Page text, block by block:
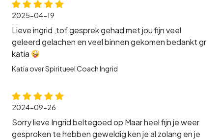
2025-04-19
Lieve ingrid ,tof gesprek gehad met jou fijn veel
geleerd gelachen en veel binnen gekomen bedankt gr
katia
Katia over Spiritueel Coach Ingrid
2024-09-26
Sorry lieve Ingrid beltegoed op Maar heel fijn je weer
gesproken te hebben geweldig ken je al zolang en je